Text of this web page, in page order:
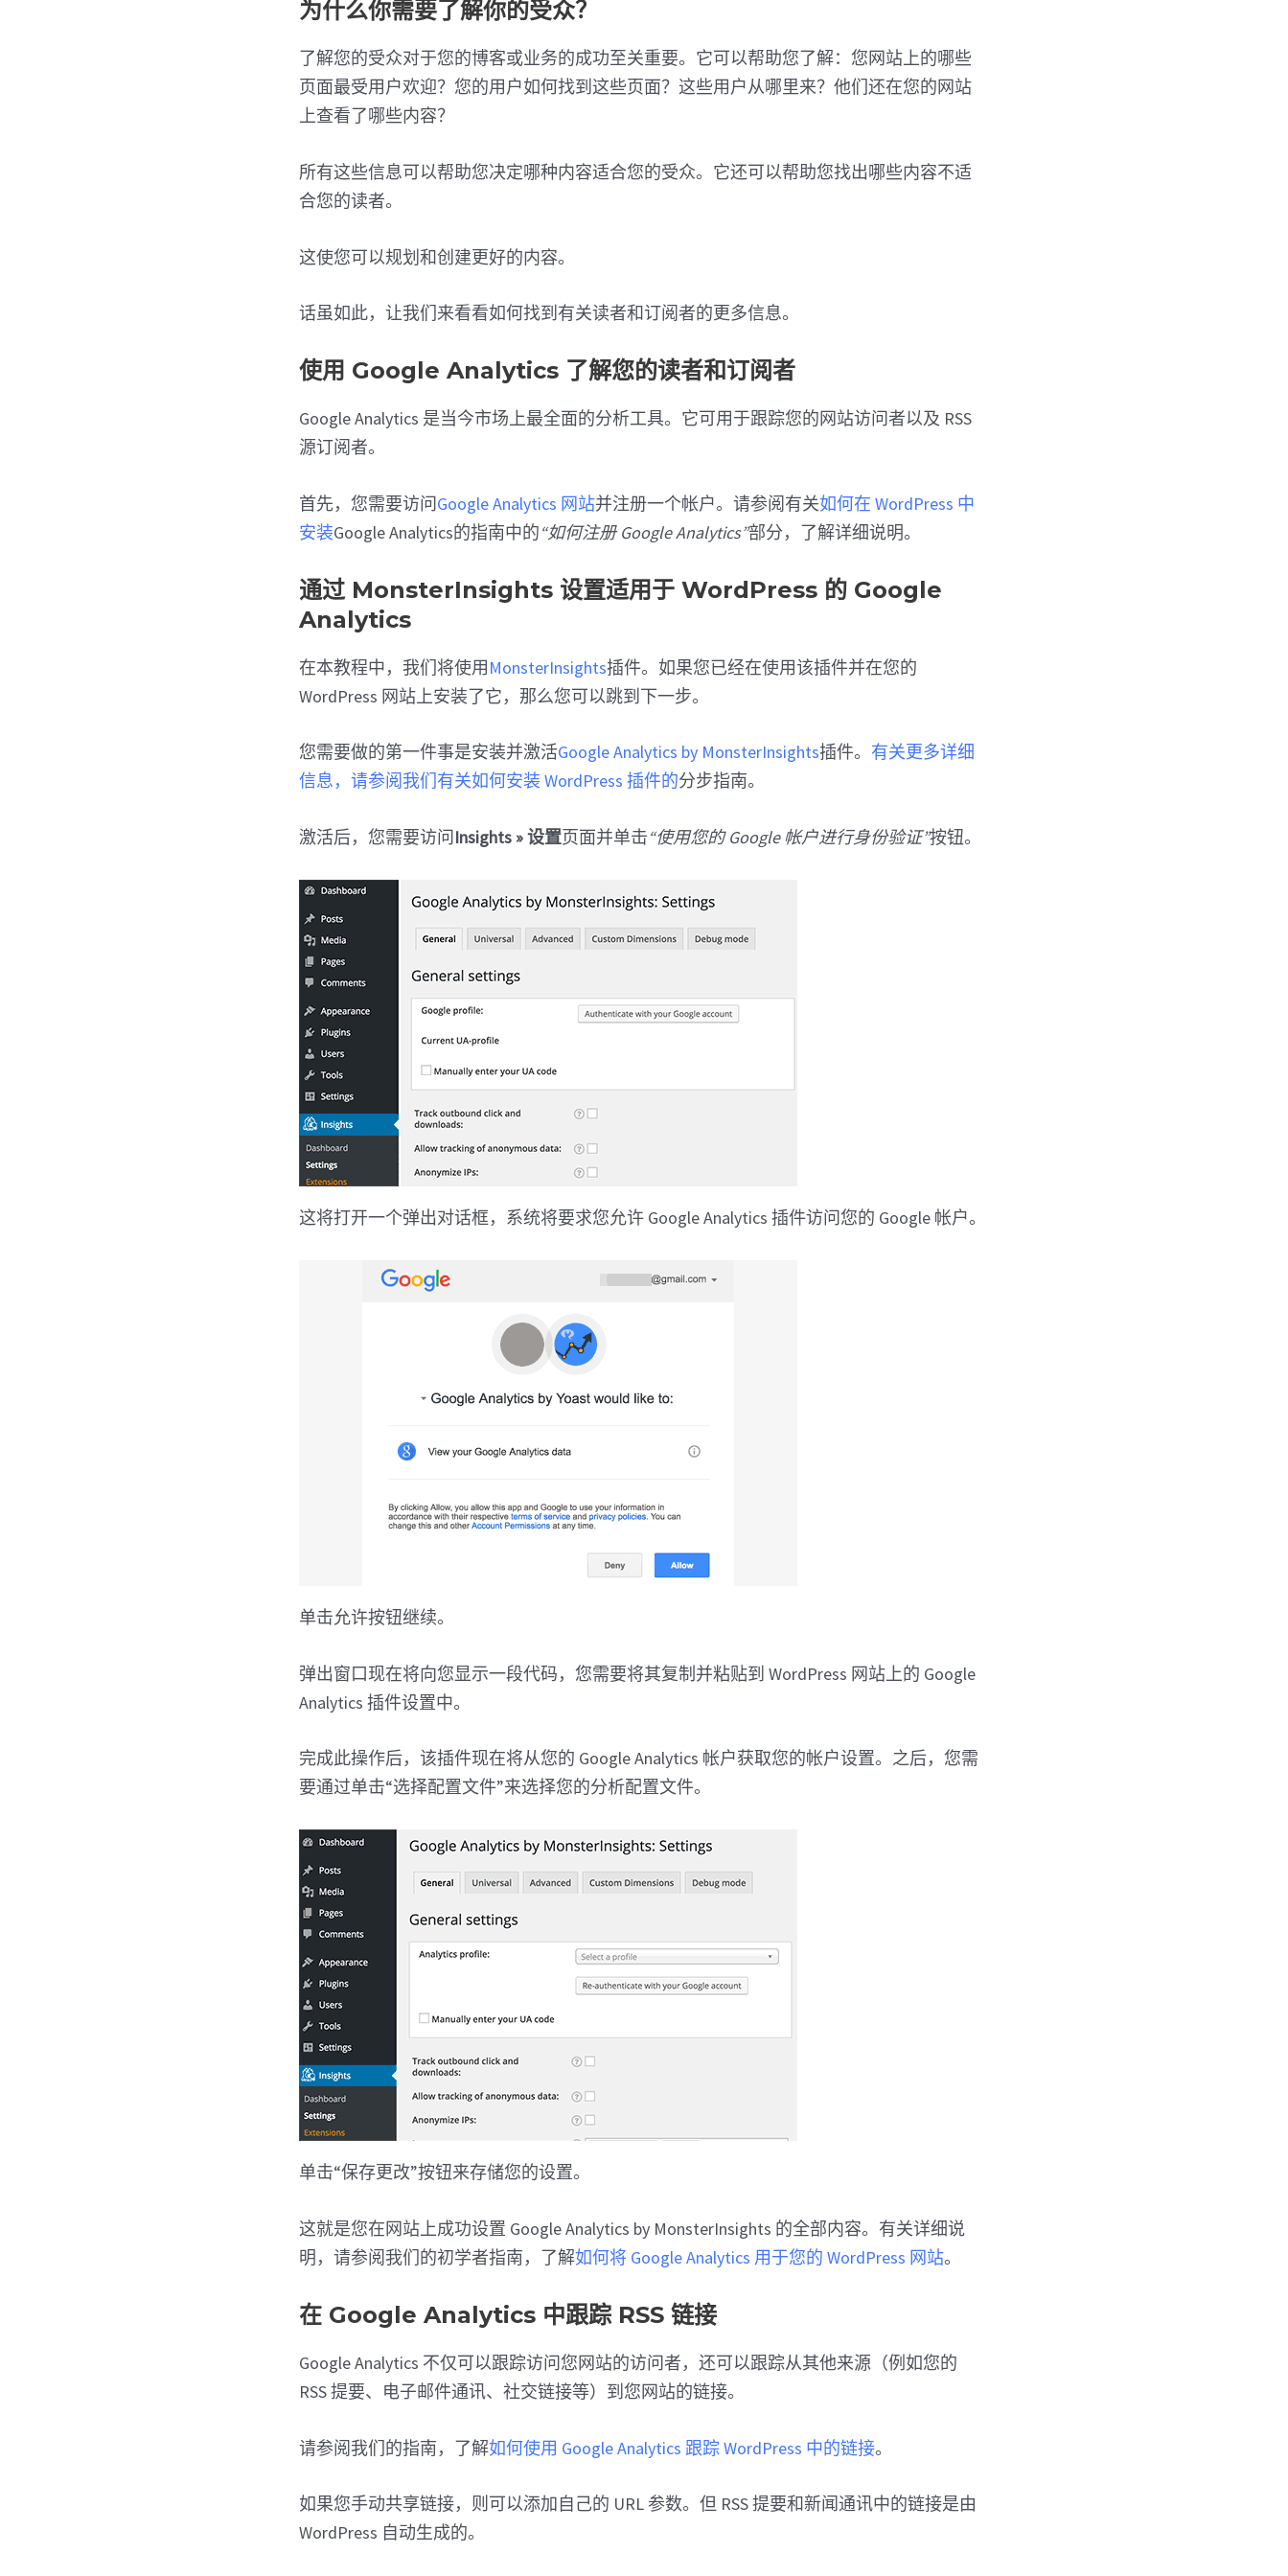
为什么你需要了解你的受众？
了解您的受众对于您的博客或业务的成功至关重要。它可以帮助您了解：您网站上的哪些
页面最受用户欢迎？您的用户如何找到这些页面？这些用户从哪里来？他们还在您的网站
上查看了哪些内容？
所有这些信息可以帮助您决定哪种内容适合您的受众。它还可以帮助您找出哪些内容不适
合您的读者。
这使您可以规划和创建更好的内容。
话虽如此，让我们来看看如何找到有关读者和订阅者的更多信息。
使用 Google Analytics 了解您的读者和订阅者
Google Analytics 是当今市场上最全面的分析工具。它可用于跟踪您的网站访问者以及 RSS
源订阅者。
首先，您需要访问Google Analytics 网站并注册一个帐户。请参阅有关如何在 WordPress 中
安装Google Analytics的指南中的“如何注册 Google Analytics”部分，了解详细说明。
通过 MonsterInsights 设置适用于 WordPress 的 Google
Analytics
在本教程中，我们将使用MonsterInsights插件。如果您已经在使用该插件并在您的
WordPress 网站上安装了它，那么您可以跳到下一步。
您需要做的第一件事是安装并激活Google Analytics by MonsterInsights插件。 有关更多详细
信息，请参阅我们有关如何安装 WordPress 插件的分步指南。
激活后，您需要访问Insights » 设置页面并单击“使用您的 Google 帐户进行身份验证”按钮。
这将打开一个弹出对话框，系统将要求您允许 Google Analytics 插件访问您的 Google 帐户。
单击允许按钮继续。
弹出窗口现在将向您显示一段代码，您需要将其复制并粘贴到 WordPress 网站上的 Google
Analytics 插件设置中。
完成此操作后，该插件现在将从您的 Google Analytics 帐户获取您的帐户设置。之后，您需
要通过单击“选择配置文件”来选择您的分析配置文件。
单击“保存更改”按钮来存储您的设置。
这就是您在网站上成功设置 Google Analytics by MonsterInsights 的全部内容。有关详细说
明，请参阅我们的初学者指南，了解如何将 Google Analytics 用于您的 WordPress 网站。
在 Google Analytics 中跟踪 RSS 链接
Google Analytics 不仅可以跟踪访问您网站的访问者，还可以跟踪从其他来源（例如您的
RSS 提要、电子邮件通讯、社交链接等）到您网站的链接。
请参阅我们的指南，了解如何使用 Google Analytics 跟踪 WordPress 中的链接。
如果您手动共享链接，则可以添加自己的 URL 参数。但 RSS 提要和新闻通讯中的链接是由
WordPress 自动生成的。